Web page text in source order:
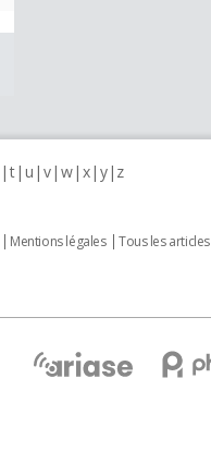
t u v w x y z
Mentions légales Tous les articles